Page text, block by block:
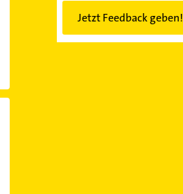
Jetzt Feedback geben!